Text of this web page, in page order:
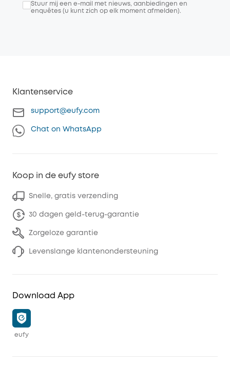
Stuur mij een e-mail met nieuws, aanbiedingen en
enquêtes (u kunt zich op elk moment afmelden).
Klantenservice
support@eufy.com
Chat on WhatsApp
Koop in de eufy store
Snelle, gratis verzending
30 dagen geld-terug-garantie
Zorgeloze garantie
Levenslange klantenondersteuning
Download App
eufy